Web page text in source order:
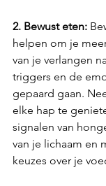
2. Bewust eten:
helpen om je
van je verlangen
triggers en de
gepaard gaan.
elke hap te
signalen van
van je lichaam en
keuzes over je